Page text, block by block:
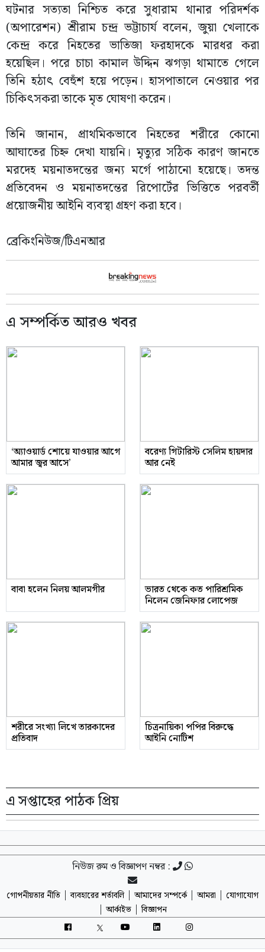
ঘটনার সত্যতা নিশ্চিত করে সুধারাম থানার পরিদর্শক
(অপারেশন) শ্রীরাম চন্দ্র ভট্টাচার্য বলেন, জুয়া খেলাকে
কেন্দ্র করে নিহতের ভাতিজা ফরহাদকে মারধর করা
হয়েছিল। পরে চাচা কামাল উদ্দিন ঝগড়া থামাতে গেলে
তিনি হঠাৎ বেহুঁশ হয়ে পড়েন। হাসপাতালে নেওয়ার পর
চিকিৎসকরা তাকে মৃত ঘোষণা করেন।
তিনি জানান, প্রাথমিকভাবে নিহতের শরীরে কোনো
আঘাতের চিহ্ন দেখা যায়নি। মৃত্যুর সঠিক কারণ জানতে
মরদেহ ময়নাতদন্তের জন্য মর্গে পাঠানো হয়েছে। তদন্ত
প্রতিবেদন ও ময়নাতদন্তের রিপোর্টের ভিত্তিতে পরবর্তী
প্রয়োজনীয় আইনি ব্যবস্থা গ্রহণ করা হবে।
ব্রেকিংনিউজ/টিএনআর
এ সম্পর্কিত আরও খবর
‘অ্যাওয়ার্ড শোয়ে যাওয়ার আগে
আমার জ্বর আসে’
বরেণ্য গিটারিস্ট সেলিম হায়দার
আর নেই
বাবা হলেন নিলয় আলমগীর ভারত থেকে কত পারিশ্রমিক
নিলেন জেনিফার লোপেজ
শরীরে সংখ্যা লিখে তারকাদের
প্রতিবাদ
চিত্রনায়িকা পপির বিরুদ্ধে
আইনি নোটিশ
এ সপ্তাহের পাঠক প্রিয়
নিউজ রুম ও বিজ্ঞাপণ নম্বর :
গোপনীয়তার নীতি |ব্যবহারের শর্তাবলি| আমাদের সম্পর্কে| আমরা | যোগাযোগ
| আর্কাইভ |বিজ্ঞাপন